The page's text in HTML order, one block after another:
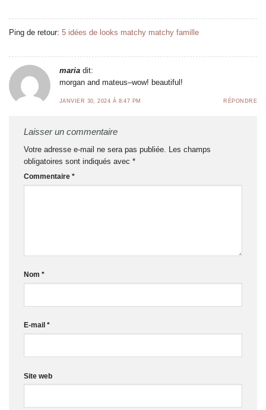
Ping de retour: 5 idées de looks matchy matchy famille
maria dit:
morgan and mateus–wow! beautiful!
JANVIER 30, 2024 À 8:47 PM RÉPONDRE
Laisser un commentaire
Votre adresse e-mail ne sera pas publiée.
Les champs
obligatoires sont indiqués avec *
Commentaire *
Nom *
E-mail *
Site web